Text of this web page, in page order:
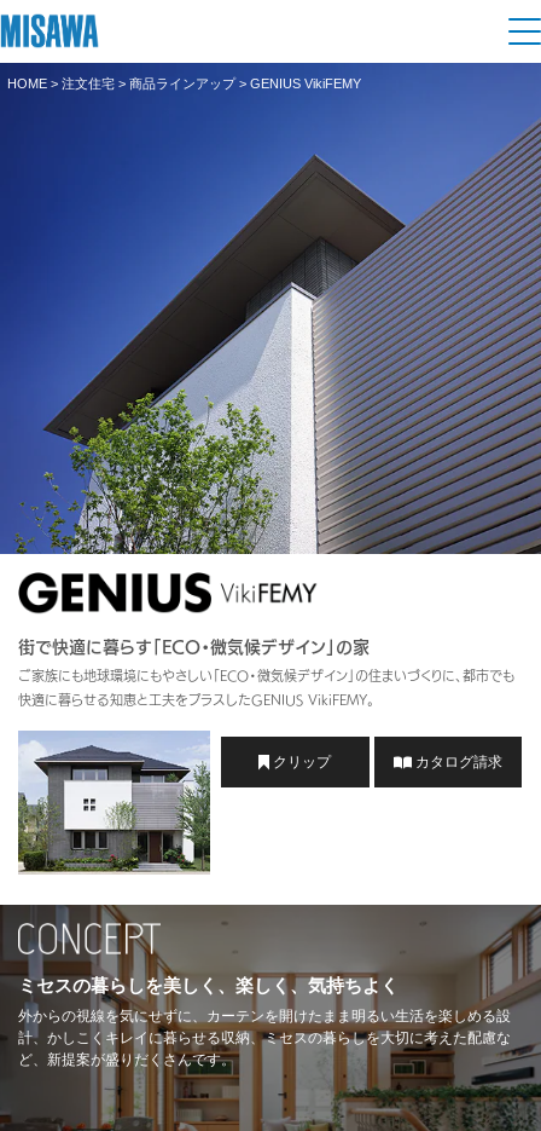
住まい
テクノロジー（住まいの性能）
建築事例・建築実例
デザイナーズギャラリー
インテリア
住まいづくりガイド
買う
分譲住宅（建売・土地）検索
中古住宅検索
スムストック検索
分譲マンション検索
売る [MISAWA RELAY]
住まいの売却
賃貸併用住宅
店舗・各種施設
土地活用モデルルーム見学
土地活用実例
法人のお客さま
企業不動産活用（CRE）戦略
社宅建築
医療・介護・子育て・障がい福祉施設
これから土地活用・賃貸経営をご検討の方
土地活用の基礎から長期安定経営を目指すオーナー様まで、賃貸経営
に役立つ多彩な情報を幅広くお届けします。
ホームラウンジ 土地活用・賃貸経営
戸建て・マンション
ミサワリフォームとは
リフォームの流れ
リフォームメニュー
リフォーム事例
事業用
事業用リノベーション
ホテル・旅館リフォーム
リフォーム営業所
これからリフォームをご検討の方
実例動画や基礎知識、収納の工夫など、理想の住まいを叶えるリフォ
ームの具体策とアイデアを豊富にご用意しています。
ホームラウンジ リフォーム
まちづくり
複合開発・投資開発
複合開発事業（ASMACI-アスマチ-）
再開発・官民連携事業
分譲マンション開発事業
収益不動産・投資開発事業
事業用売買
事業用地・事業用建物
分譲用地
すべてのフィールドに新しい価値をデザインし、持続可能な未来志向
のまちづくりを実現していきます。
オーナーサポート
サポートメニュー
住まいるりんぐ（ロングサポート）
保証制度
アフターメンテナンス
ミサワリフォーム
ご相談窓口
お客様センター
ミサワホームオーナーさま・リフォーム工事ご契約者さまとミサワホ
ームを結ぶコミュニケーションサイト。お得・便利・安心なコンテン
ツや、ミサワホームからの大切なお知らせなど配信しています。
企業・IR情報
企業・IR
ニュース
ミサワホームグループ
IR情報
環境活動
採用情報
新卒者採用
カタログ請求
住まいのご相談
HOME > 注文住宅 > 商品ラインアップ> GENIUS VikiFEMY
街で快適に暮らす「ECO・微気候デザイン」の家
ご家族にも地球環境にもやさしい「ECO・微気候デザイン」の住まいづくりに、都市でも
快適に暮らせる知恵と工夫をプラスしたGENIUS VikiFEMY。
クリップ カタログ請求
ミセスの暮らしを美しく、楽しく、気持ちよく
外からの視線を気にせずに、カーテンを開けたまま明るい生活を楽しめる設
計、かしこくキレイに暮らせる収納、ミセスの暮らしを大切に考えた配慮な
ど、新提案が盛りだくさんです。